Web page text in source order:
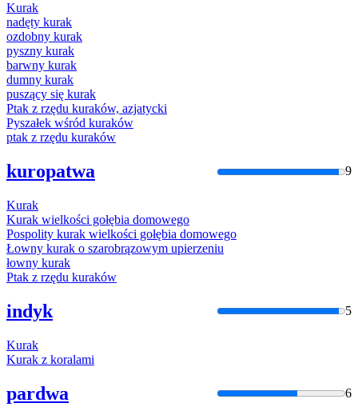
Kurak
nadęty kurak
ozdobny kurak
pyszny kurak
barwny kurak
dumny kurak
puszący się kurak
Ptak z rzędu kuraków, azjatycki
Pyszałek wśród kuraków
ptak z rzędu kuraków
kuropatwa 9
Kurak
Kurak wielkości gołębia domowego
Pospolity kurak wielkości gołębia domowego
Łowny kurak o szarobrązowym upierzeniu
łowny kurak
Ptak z rzędu kuraków
indyk 5
Kurak
Kurak z koralami
pardwa 6